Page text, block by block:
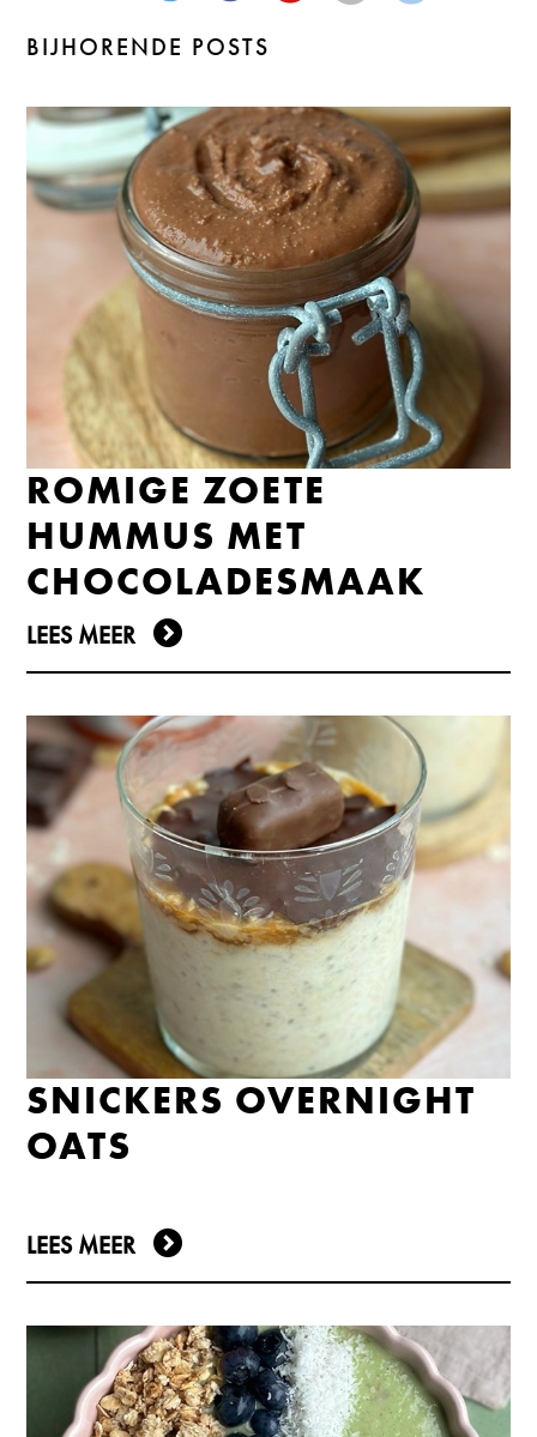
BIJHORENDE POSTS
ROMIGE ZOETE
HUMMUS MET
CHOCOLADESMAAK
LEES MEER
SNICKERS OVERNIGHT
OATS
LEES MEER